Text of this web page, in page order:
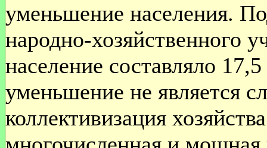
уменьшение населения.
народно-хозяйственного
население составляло
уменьшение не является
коллективизация